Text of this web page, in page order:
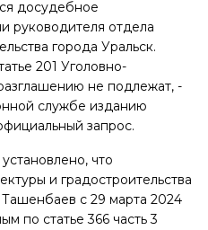
досудебное
руководителя отдела
города Уральск.
201 Уголовно-
не подлежат, -
службе изданию
запрос.
что
и градостроительства
с 29 марта 2024
по статье 366 часть 3